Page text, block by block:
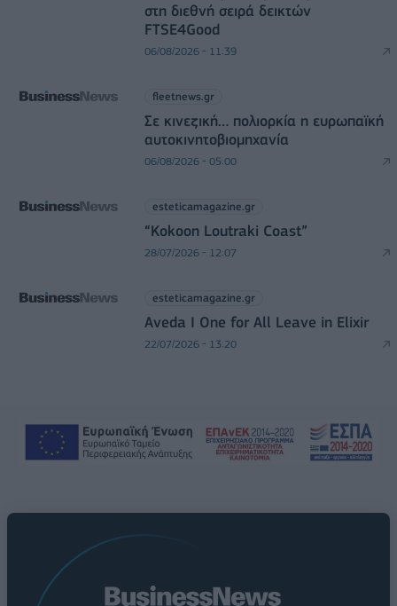
στη διεθνή σειρά δεικτών
FTSE4Good
06/08/2026 - 11:39
fleetnews.gr
Σε κινεζική… πολιορκία η ευρωπαϊκή
αυτοκινητοβιομηχανία
06/08/2026 - 05:00
esteticamagazine.gr
“Kokoon Loutraki Coast”
28/07/2026 - 12:07
esteticamagazine.gr
Aveda I One for All Leave in Elixir
22/07/2026 - 13:20